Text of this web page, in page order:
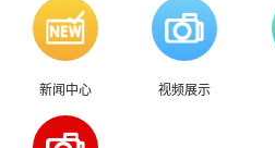
新闻中心 视频展示